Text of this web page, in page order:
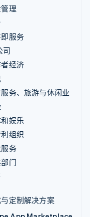
理
服务
司
经济
务、旅游与休闲业
娱乐
组织
务
门
定制解决方案